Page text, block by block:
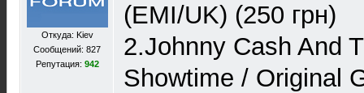
Откуда: Kiev
Сообщений: 827
Репутация: 942
(EMI/UK) (250 грн)
2.Johnny Cash And
Showtime / Original